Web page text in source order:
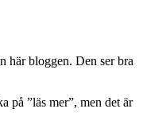
här bloggen. Den ser bra
på ”läs mer”, men det är